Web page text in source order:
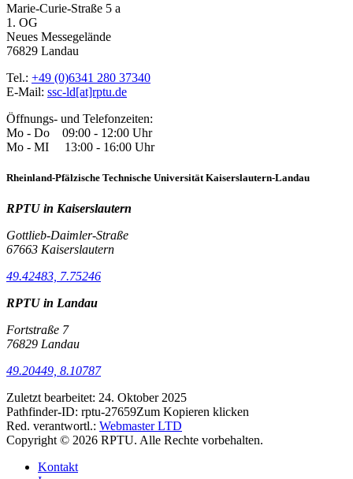
Marie-Curie-Straße 5 a
1. OG
Neues Messegelände
76829 Landau
Tel.: +49 (0)6341 280 37340
E-Mail: ssc-ld[at]rptu.de
Öffnungs- und Telefonzeiten:
Mo - Do 09:00 - 12:00 Uhr
Mo - MI 13:00 - 16:00 Uhr
Rheinland-Pfälzische Technische Universität Kaiserslautern-Landau
RPTU in Kaiserslautern
Gottlieb-Daimler-Straße
67663 Kaiserslautern
49.42483, 7.75246
RPTU in Landau
Fortstraße 7
76829 Landau
49.20449, 8.10787
Zuletzt bearbeitet: 24. Oktober 2025
Pathfinder-ID: rptu-27659Zum Kopieren klicken
Red. verantwortl.: Webmaster LTD
Copyright © 2026 RPTU. Alle Rechte vorbehalten.
Kontakt